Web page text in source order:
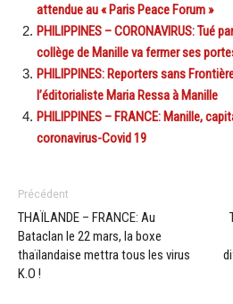
attendue au « Paris Peace Forum »
PHILIPPINES – CORONAVIRUS: Tué
collège de Manille va fermer ses
PHILIPPINES: Reporters sans
l’éditorialiste Maria Ressa à Manille
PHILIPPINES – FRANCE: Manille,
coronavirus-Covid 19
Précédent
THAÏLANDE – FRANCE: Au
Bataclan le 22 mars, la boxe
thaïlandaise mettra tous les virus
K.O !